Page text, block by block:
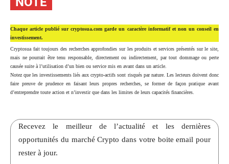
Chaque article publié sur cryptosua.com garde un caractère informatif et non un conseil en
investissement.
Cryptosua fait toujours des recherches approfondies sur les produits et services présentés sur le site,
mais ne pourrait être tenu responsable, directement ou indirectement, par tout dommage ou perte
causée suite à l’utilisation d’un bien ou service mis en avant dans un article.
Notez que les investissements liés aux crypto-actifs sont risqués par nature. Les lecteurs doivent donc
faire preuve de prudence en faisant leurs propres recherches, se former de façon pratique avant
d’entreprendre toute action et n’investir que dans les limites de leurs capacités financières.
Recevez le meilleur de l’actualité et les dernières
opportunités du marché Crypto dans votre boite email pour
rester à jour.